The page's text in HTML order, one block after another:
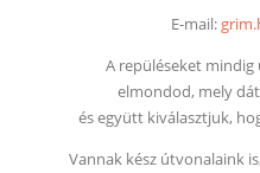
E-mail:
A repüléseket mindig
elmondod, mely
és együtt kiválasztjuk,
Vannak kész útvonalaink